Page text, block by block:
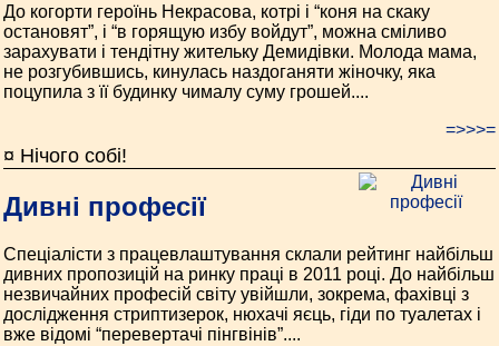
До когорти героїнь Некрасова, котрі і “коня на скаку
остановят”, і “в горящую избу войдут”, можна сміливо
зарахувати і тендітну жительку Демидівки. Молода мама,
не розгубившись, кинулась наздоганяти жіночку, яка
поцупила з її будинку чималу суму грошей....
=>>>=
¤ Нічого собі!
Дивні професії
Спеціалісти з працевлаштування склали рейтинг найбільш
дивних пропозицій на ринку праці в 2011 році. До найбільш
незвичайних професій світу увійшли, зокрема, фахівці з
дослідження стриптизерок, нюхачі яєць, гіди по туалетах і
вже відомі “перевертачі пінгвінів”....